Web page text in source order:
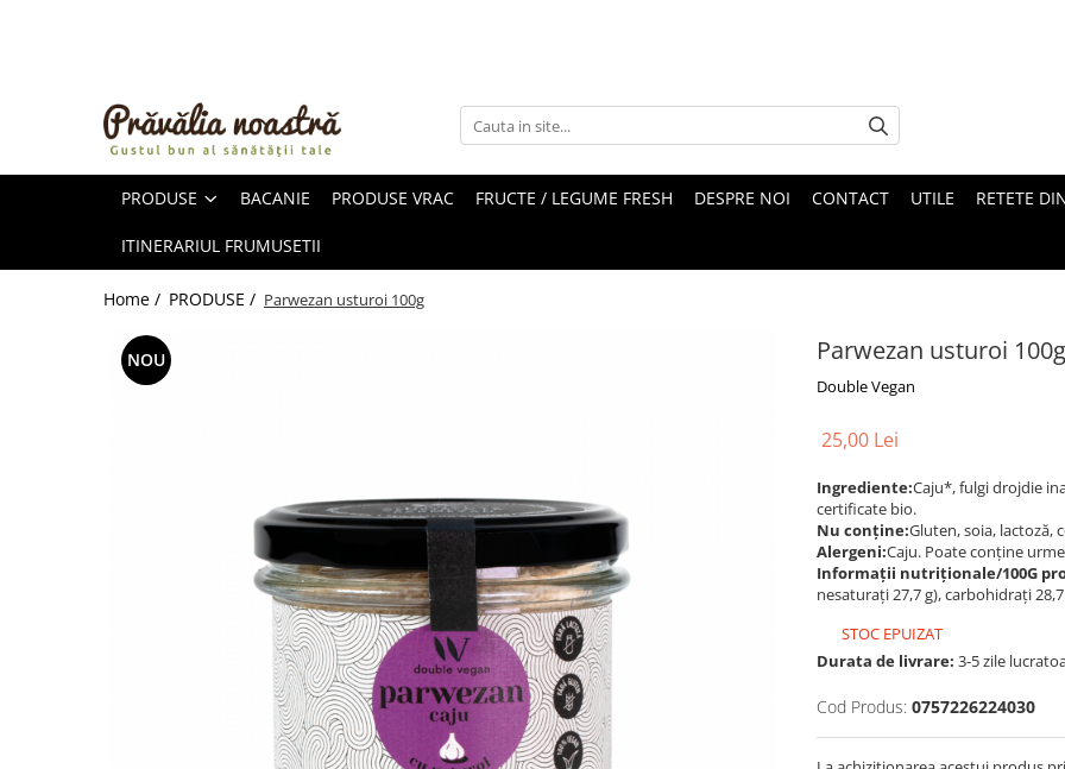
ULEIURI ȘI UNTURI
FRUCTE DESHIDRATATE
FRUCTE LA CONSERVĂ
OȚETURI ȘI SOSURI
PRODUSE BACANIE PRODUSE VRAC FRUCTE / LEGUME FRESH DESPRE NOI CONTACT UTILE RETETE
ITINERARIUL FRUMUSETII
Home / PRODUSE / Parwezan usturoi 100g
Parwezan usturoi 100g
Double Vegan
NOU
25,00 Lei
Ingrediente:Caju*, fulgi drojdie
certificate bio.
Nu conține:Gluten, soia, lactoză,
Alergeni:Caju. Poate conține
Informații nutriționale/100G
nesaturați 27,7 g), carbohidrați
STOC EPUIZAT
Durata de livrare: 3-5 zile
Cod Produs: 0757226224030